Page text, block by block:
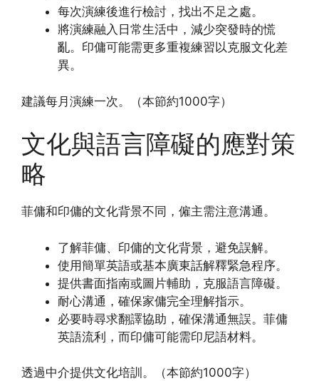
每次演練後進行檢討，找出不足之處。
將演練融入日常生活中，減少突發時的慌
亂。印傭可能需更多重複練習以克服文化差
異。
建議每月演練一次。（本節約1000字）
文化與語言障礙的應對策
略
菲傭和印傭的文化背景不同，僱主需注意溝通。
了解菲傭、印傭的文化背景，避免誤解。
使用簡單英語或基本廣東話解釋緊急程序。
提供書面指南或圖片輔助，克服語言障礙。
耐心溝通，確保家傭完全理解指示。
必要時尋求翻譯協助，確保溝通無誤。菲傭
英語流利，而印傭可能需印尼語材料。
透過中介提供文化培訓。（本節約1000字）